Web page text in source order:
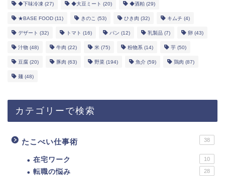
◆下味冷凍 (27) ◆大豆ミート (20) ◆酒粕 (29)
★BASE FOOD (11) きのこ (53) ひき肉 (32) キムチ (4)
デザート (32) トマト (16) パン (12) 乳製品 (7) 卵 (43)
汁物 (48) 牛肉 (22) 米 (75) 粉物系 (14) 芋 (50)
豆腐 (20) 豚肉 (63) 野菜 (194) 魚介 (59) 鶏肉 (87)
麺 (48)
カテゴリーで検索
たこべい仕事術 38
在宅ワーク 10
転職の悩み 28